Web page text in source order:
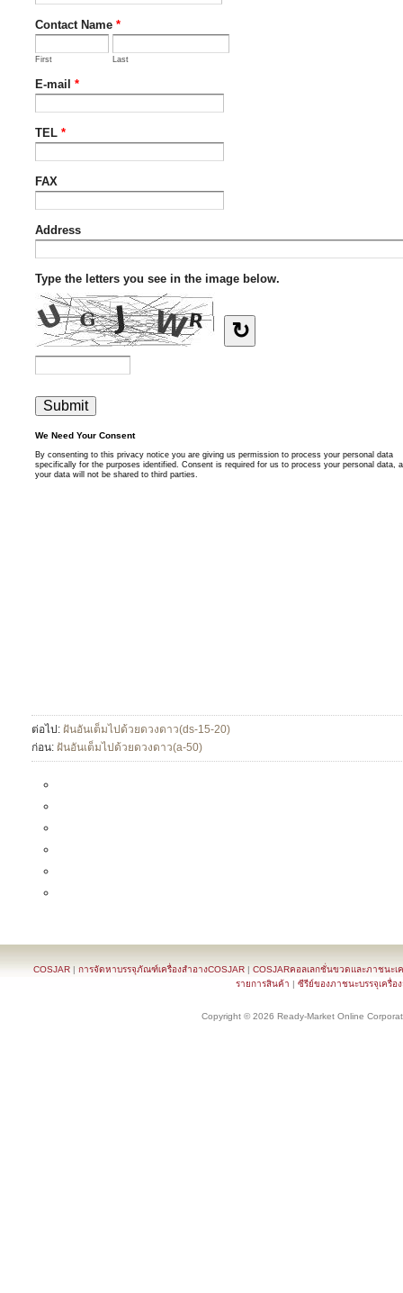
ต่อไป: ฝันอันเต็มไปด้วยดวงดาว(ds-15-20)
ก่อน: ฝันอันเต็มไปด้วยดวงดาว(a-50)
COSJAR | การจัดหาบรรจุภัณฑ์เครื่องสำอางCOSJAR | COSJARคอลเลกชั่นขวดและภาชนะเ
รายการสินค้า | ซีรีย์ของภาชนะบรรจุเครื่อ
Copyright © 2026 Ready-Market Online